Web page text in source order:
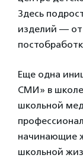
Здесь
изделий — от
Еще одна
СМИ» в
школьной
начинающие
школьной